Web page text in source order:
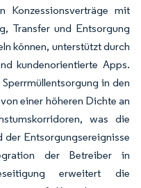
Konzessionsverträge mit
Transfer und Entsorgung
können, unterstützt durch
kundenorientierte Apps.
in den
einer höheren Dichte an
was die
der Entsorgungsereignisse
der Betreiber in
erweitert die